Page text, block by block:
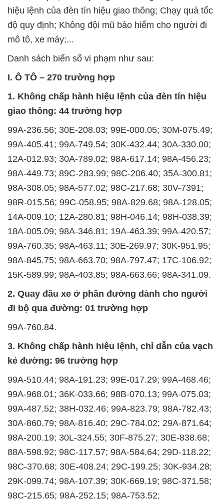
hiệu lệnh của đèn tín hiệu giao thông; Chạy quá tốc
độ quy định; Không đội mũ bảo hiểm cho người đi
mô tô, xe máy;...
Danh sách biển số vi phạm như sau:
I. Ô TÔ – 270 trường hợp
1. Không chấp hành hiệu lệnh của đèn tín hiệu
giao thông: 44 trường hợp
99A-236.56; 30E-208.03; 99E-000.05; 30M-075.49;
99A-405.41; 99A-749.54; 30K-432.44; 30A-330.00;
12A-012.93; 30A-789.02; 98A-617.14; 98A-456.23;
98A-449.73; 89C-283.99; 98C-206.40; 35A-300.81;
98A-308.05; 98A-577.02; 98C-217.68; 30V-7391;
98R-015.56; 99C-058.95; 98A-829.68; 98A-128.05;
14A-009.10; 12A-280.81; 98H-046.14; 98H-038.39;
18A-005.09; 98A-346.81; 19A-463.39; 99A-420.57;
99A-760.35; 98A-463.11; 30E-269.97; 30K-951.95;
98A-845.75; 98A-663.70; 98A-797.47; 17C-106.92;
15K-589.99; 98A-403.85; 98A-663.66; 98A-341.09.
2. Quay đầu xe ở phần đường dành cho người
đi bộ qua đường: 01 trường hợp
99A-760.84.
3. Không chấp hành hiệu lệnh, chỉ dẫn của vạch
kẻ đường: 96 trường hợp
99A-510.44; 98A-191.23; 99E-017.29; 99A-468.46;
99A-968.01; 36K-033.66; 98B-070.13; 99A-075.03;
99A-487.52; 38H-032.46; 99A-823.79; 98A-782.43;
30A-860.79; 98A-816.40; 29C-784.02; 29A-871.64;
98A-200.19; 30L-324.55; 30F-875.27; 30E-838.68;
88A-598.92; 98C-117.57; 98A-584.64; 29D-118.22;
98C-370.68; 30E-408.24; 29C-199.25; 30K-934.28;
29K-099.74; 98A-107.39; 30K-669.19; 98C-371.58;
98C-215.65; 98A-252.15; 98A-753.52;